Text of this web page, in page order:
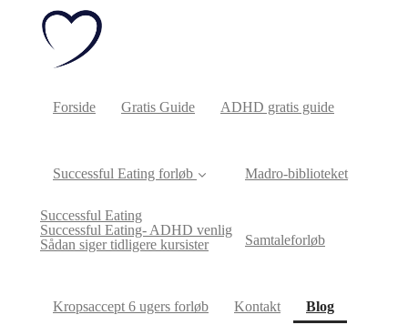
Forside Gratis Guide ADHD gratis guide
Successful Eating forløb
Successful Eating
Successful Eating- ADHD venlig
Sådan siger tidligere kursister
Madro-biblioteket
Samtaleforløb
Kropsaccept 6 ugers forløb Kontakt Blog(current)